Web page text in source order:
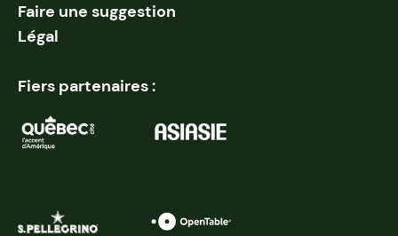
Faire une suggestion
Légal
Fiers partenaires :